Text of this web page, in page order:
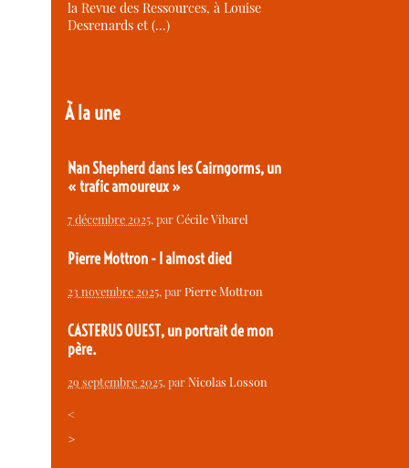
la Revue des Ressources, à Louise
Desrenards et (…)
À la une
Nan Shepherd dans les Cairngorms, un
« trafic amoureux »
7 décembre 2025, parCécile Vibarel
Pierre Mottron - I almost died
23 novembre 2025, parPierre Mottron
CASTERUS OUEST, un portrait de mon
père.
29 septembre 2025, parNicolas Losson
<
>